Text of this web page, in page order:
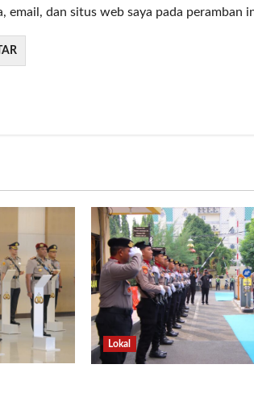
email, dan situs web saya pada peramban
Lokal